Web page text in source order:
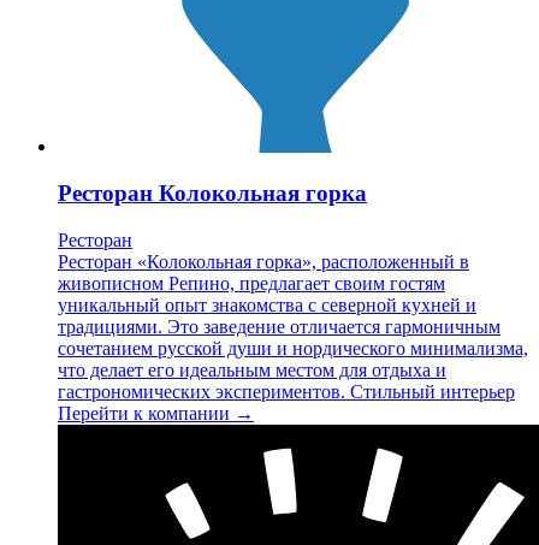
Ресторан Колокольная горка
Ресторан
Ресторан «Колокольная горка», расположенный в
живописном Репино, предлагает своим гостям
уникальный опыт знакомства с северной кухней и
традициями. Это заведение отличается гармоничным
сочетанием русской души и нордического минимализма,
что делает его идеальным местом для отдыха и
гастрономических экспериментов. Стильный интерьер
Перейти к компании →